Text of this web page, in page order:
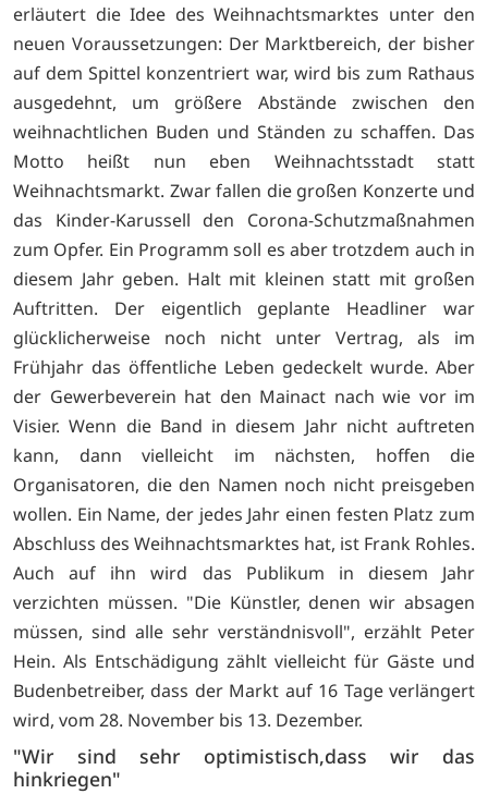
erläutert die Idee des Weihnachtsmarktes unter den
neuen Voraussetzungen: Der Marktbereich, der bisher
auf dem Spittel konzentriert war, wird bis zum Rathaus
ausgedehnt, um größere Abstände zwischen den
weihnachtlichen Buden und Ständen zu schaffen. Das
Motto heißt nun eben Weihnachtsstadt statt
Weihnachtsmarkt. Zwar fallen die großen Konzerte und
das Kinder-Karussell den Corona-Schutzmaßnahmen
zum Opfer. Ein Programm soll es aber trotzdem auch in
diesem Jahr geben. Halt mit kleinen statt mit großen
Auftritten. Der eigentlich geplante Headliner war
glücklicherweise noch nicht unter Vertrag, als im
Frühjahr das öffentliche Leben gedeckelt wurde. Aber
der Gewerbeverein hat den Mainact nach wie vor im
Visier. Wenn die Band in diesem Jahr nicht auftreten
kann, dann vielleicht im nächsten, hoffen die
Organisatoren, die den Namen noch nicht preisgeben
wollen. Ein Name, der jedes Jahr einen festen Platz zum
Abschluss des Weihnachtsmarktes hat, ist Frank Rohles.
Auch auf ihn wird das Publikum in diesem Jahr
verzichten müssen. "Die Künstler, denen wir absagen
müssen, sind alle sehr verständnisvoll", erzählt Peter
Hein. Als Entschädigung zählt vielleicht für Gäste und
Budenbetreiber, dass der Markt auf 16 Tage verlängert
wird, vom 28. November bis 13. Dezember.
"Wir sind sehr optimistisch,dass wir das
hinkriegen"